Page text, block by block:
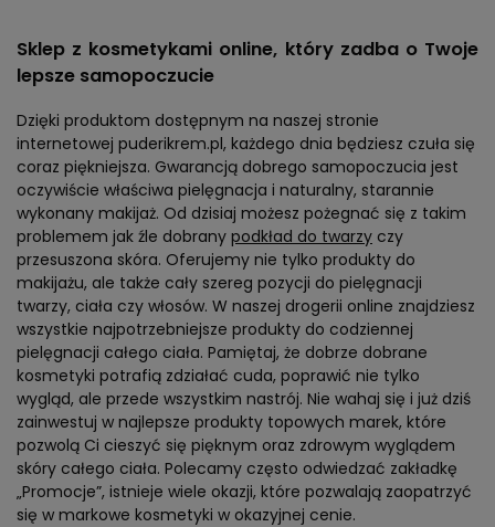
Sklep z kosmetykami online, który zadba o Twoje
lepsze samopoczucie
Dzięki produktom dostępnym na naszej stronie
internetowej puderikrem.pl, każdego dnia będziesz czuła się
coraz piękniejsza. Gwarancją dobrego samopoczucia jest
oczywiście właściwa pielęgnacja i naturalny, starannie
wykonany makijaż. Od dzisiaj możesz pożegnać się z takim
problemem jak źle dobrany podkład do twarzy czy
przesuszona skóra. Oferujemy nie tylko produkty do
makijażu, ale także cały szereg pozycji do pielęgnacji
twarzy, ciała czy włosów. W naszej drogerii online znajdziesz
wszystkie najpotrzebniejsze produkty do codziennej
pielęgnacji całego ciała. Pamiętaj, że dobrze dobrane
kosmetyki potrafią zdziałać cuda, poprawić nie tylko
wygląd, ale przede wszystkim nastrój. Nie wahaj się i już dziś
zainwestuj w najlepsze produkty topowych marek, które
pozwolą Ci cieszyć się pięknym oraz zdrowym wyglądem
skóry całego ciała. Polecamy często odwiedzać zakładkę
„Promocje”, istnieje wiele okazji, które pozwalają zaopatrzyć
się w markowe kosmetyki w okazyjnej cenie.